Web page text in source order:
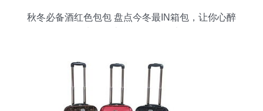
秋冬必备酒红色包包 盘点今冬最IN箱包，让你心醉